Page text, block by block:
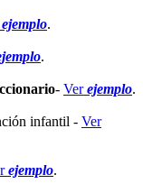
ejemplo.
.
- Verejemplo.
infantil - Ver
ejemplo.